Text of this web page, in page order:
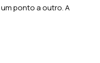
ponto a outro. A